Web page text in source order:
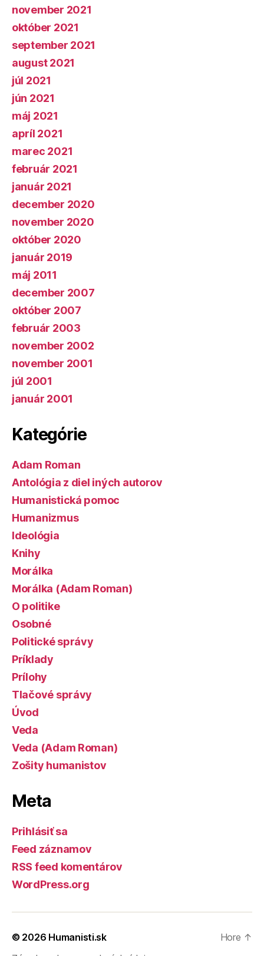
november 2021
október 2021
september 2021
august 2021
júl 2021
jún 2021
máj 2021
apríl 2021
marec 2021
február 2021
január 2021
december 2020
november 2020
október 2020
január 2019
máj 2011
december 2007
október 2007
február 2003
november 2002
november 2001
júl 2001
január 2001
Kategórie
Adam Roman
Antológia z diel iných autorov
Humanistická pomoc
Humanizmus
Ideológia
Knihy
Morálka
Morálka (Adam Roman)
O politike
Osobné
Politické správy
Príklady
Prílohy
Tlačové správy
Úvod
Veda
Veda (Adam Roman)
Zošity humanistov
Meta
Prihlásiť sa
Feed záznamov
RSS feed komentárov
WordPress.org
© 2026 Humanisti.sk
Hore ↑